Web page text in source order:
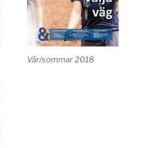
Vår/sommar 2018